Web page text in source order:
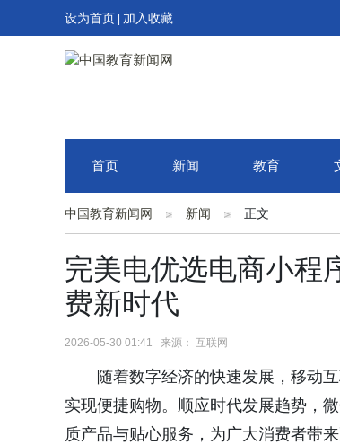
设为首页 加入收藏
首页 新闻 教育
中国教育新闻网 新闻 正文
完美电优选电商小程
费新时代
2026-05-30 01:41 来源： 互联网
随着数字经济的快速发展，移动
实现便捷购物。顺应时代发展趋势，
质产品与贴心服务，为广大消费者带